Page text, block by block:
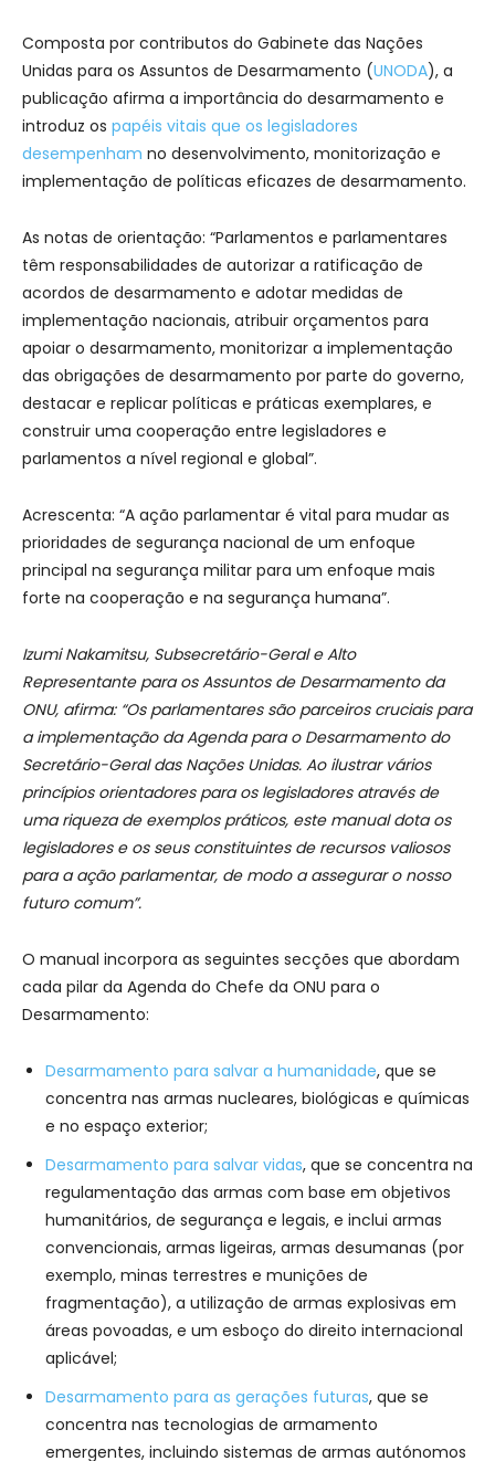
Composta por contributos do Gabinete das Nações
Unidas para os Assuntos de Desarmamento (UNODA), a
publicação afirma a importância do desarmamento e
introduz os papéis vitais que os legisladores
desempenham no desenvolvimento, monitorização e
implementação de políticas eficazes de desarmamento.
As notas de orientação: “Parlamentos e parlamentares
têm responsabilidades de autorizar a ratificação de
acordos de desarmamento e adotar medidas de
implementação nacionais, atribuir orçamentos para
apoiar o desarmamento, monitorizar a implementação
das obrigações de desarmamento por parte do governo,
destacar e replicar políticas e práticas exemplares, e
construir uma cooperação entre legisladores e
parlamentos a nível regional e global”.
Acrescenta: “A ação parlamentar é vital para mudar as
prioridades de segurança nacional de um enfoque
principal na segurança militar para um enfoque mais
forte na cooperação e na segurança humana”.
Izumi Nakamitsu, Subsecretário-Geral e Alto
Representante para os Assuntos de Desarmamento da
ONU, afirma: “Os parlamentares são parceiros cruciais para
a implementação da Agenda para o Desarmamento do
Secretário-Geral das Nações Unidas. Ao ilustrar vários
princípios orientadores para os legisladores através de
uma riqueza de exemplos práticos, este manual dota os
legisladores e os seus constituintes de recursos valiosos
para a ação parlamentar, de modo a assegurar o nosso
futuro comum”.
O manual incorpora as seguintes secções que abordam
cada pilar da Agenda do Chefe da ONU para o
Desarmamento:
Desarmamento para salvar a humanidade, que se
concentra nas armas nucleares, biológicas e químicas
e no espaço exterior;
Desarmamento para salvar vidas, que se concentra na
regulamentação das armas com base em objetivos
humanitários, de segurança e legais, e inclui armas
convencionais, armas ligeiras, armas desumanas (por
exemplo, minas terrestres e munições de
fragmentação), a utilização de armas explosivas em
áreas povoadas, e um esboço do direito internacional
aplicável;
Desarmamento para as gerações futuras, que se
concentra nas tecnologias de armamento
emergentes, incluindo sistemas de armas autónomos